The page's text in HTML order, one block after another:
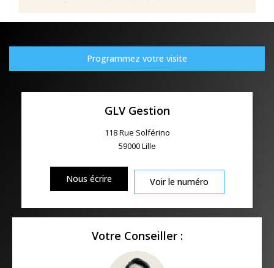
Programmez votre visite
GLV Gestion
118 Rue Solférino
59000Lille
Nous écrire Voir le numéro
Votre Conseiller :